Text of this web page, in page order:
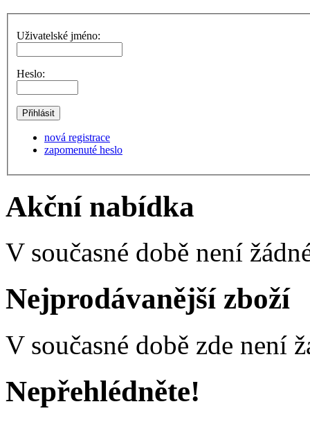
Uživatelské jméno:
Heslo:
nová registrace
zapomenuté heslo
Akční nabídka
V současné době není
Nejprodávanější zboží
V současné době zde není
Nepřehlédněte!